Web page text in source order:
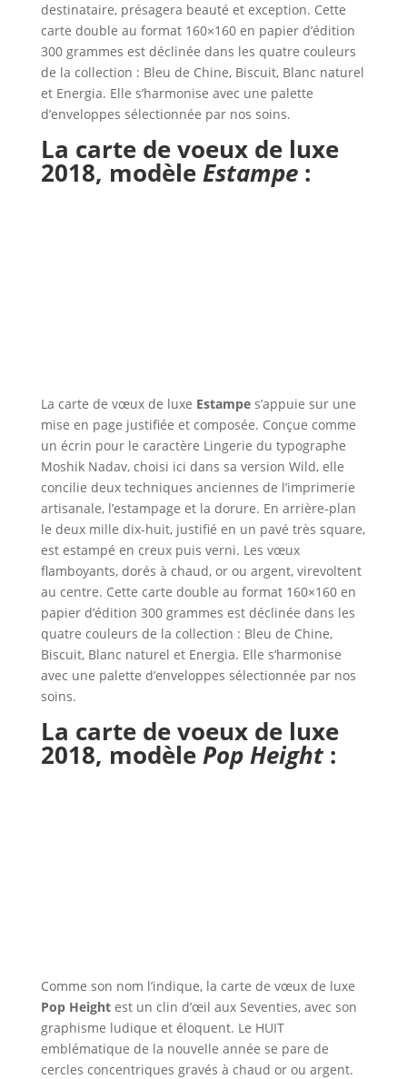
destinataire, présagera beauté et exception. Cette
carte double au format 160×160 en papier d’édition
300 grammes est déclinée dans les quatre couleurs
de la collection : Bleu de Chine, Biscuit, Blanc naturel
et Energia. Elle s’harmonise avec une palette
d’enveloppes sélectionnée par nos soins.
La carte de voeux de luxe
2018, modèleEstampe :
La carte de vœux de luxe Estampes’appuie sur une
mise en page justifiée et composée. Conçue comme
un écrin pour le caractère Lingerie du typographe
Moshik Nadav, choisi ici dans sa version Wild, elle
concilie deux techniques anciennes de l’imprimerie
artisanale, l’estampage et la dorure. En arrière-plan
le deux mille dix-huit, justifié en un pavé très square,
est estampé en creux puis verni. Les vœux
flamboyants, dorés à chaud, or ou argent, virevoltent
au centre. Cette carte double au format 160×160 en
papier d’édition 300 grammes est déclinée dans les
quatre couleurs de la collection : Bleu de Chine,
Biscuit, Blanc naturel et Energia. Elle s’harmonise
avec une palette d’enveloppes sélectionnée par nos
soins.
La carte de voeux de luxe
2018, modèlePop Height :
Comme son nom l’indique, la carte de vœux de luxe
Pop Heightest un clin d’œil aux Seventies, avec son
graphisme ludique et éloquent. Le HUIT
emblématique de la nouvelle année se pare de
cercles concentriques gravés à chaud or ou argent.